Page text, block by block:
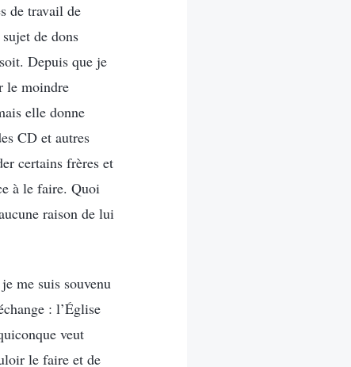
de travail de
de dons
Depuis que je
le moindre
elle donne
CD et autres
certains frères et
à le faire. Quoi
raison de lui
me suis souvenu
: l’Église
veut
le faire et de